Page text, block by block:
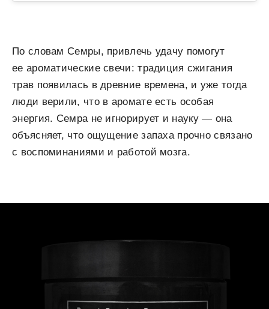
По словам Семры, привлечь удачу помогут
ее ароматические свечи: традиция сжигания
трав появилась в древние времена, и уже тогда
люди верили, что в аромате есть особая
энергия. Семра не игнорирует и науку — она
объясняет, что ощущение запаха прочно связано
с воспоминаниями и работой мозга.